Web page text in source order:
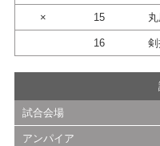
× 15
16
試合会場
アンパイア